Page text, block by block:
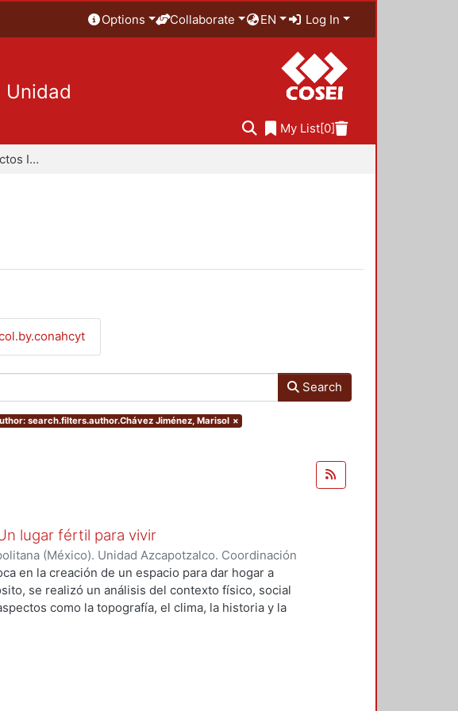
Options Collaborate EN Log In
Unidad
My List[0]
Arquitectura - Proyectos Integrales
Search
search.filters.author.Chávez Jiménez, Marisol ×
lugar fértil para vivir
(México). Unidad Azcapotzalco. Coordinación
06-30)Campa Cruz, Claudia Alondra;Arce
Jiménez, Marisol
en la creación de un espacio para dar hogar a
se realizó un análisis del contexto físico, social
como la topografía, el clima, la historia y la